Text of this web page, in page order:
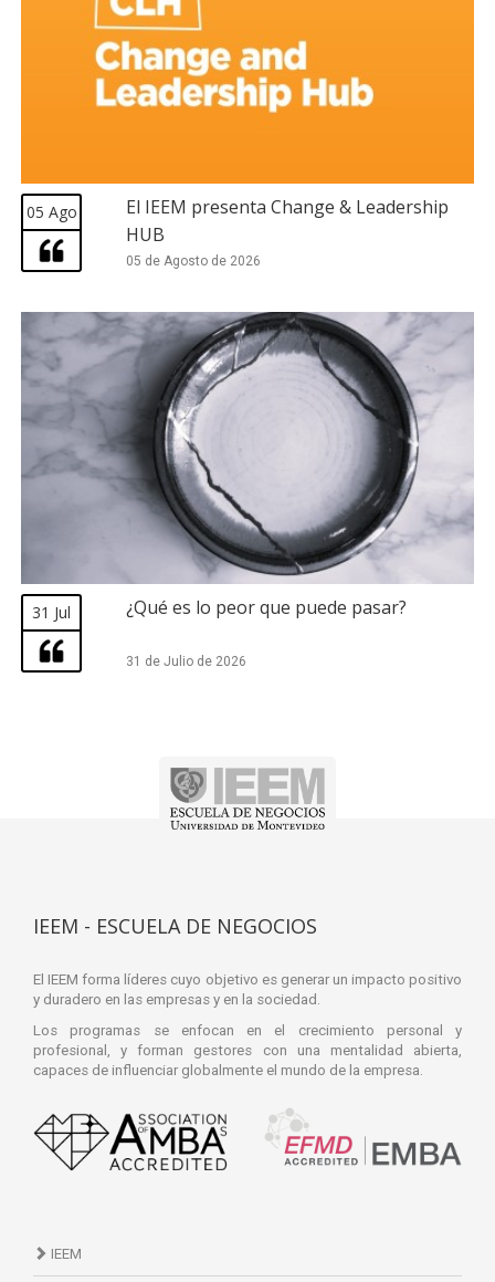
05 Ago
El IEEM presenta Change & Leadership
HUB
05 de Agosto de 2026
31 Jul ¿Qué es lo peor que puede pasar?
31 de Julio de 2026
IEEM - ESCUELA DE NEGOCIOS
El IEEM forma líderes cuyo objetivo es generar un impacto positivo
y duradero en las empresas y en la sociedad.
Los programas se enfocan en el crecimiento personal y
profesional, y forman gestores con una mentalidad abierta,
capaces de influenciar globalmente el mundo de la empresa.
IEEM